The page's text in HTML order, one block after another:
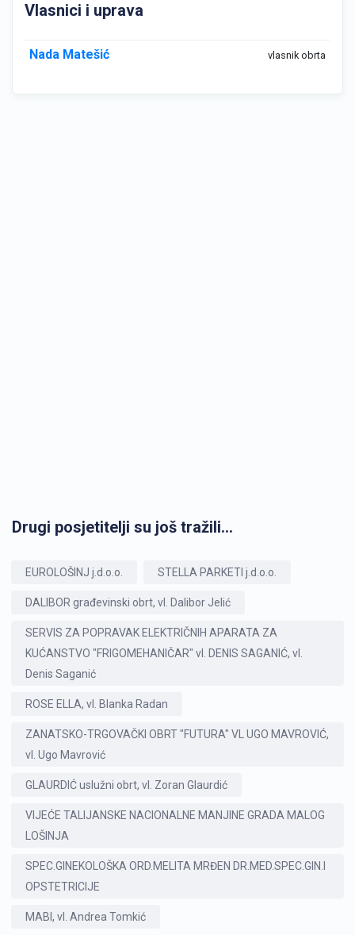
Vlasnici i uprava
Nada Matešić vlasnik obrta
Drugi posjetitelji su još tražili...
EUROLOŠINJ j.d.o.o. STELLA PARKETI j.d.o.o.
DALIBOR građevinski obrt, vl. Dalibor Jelić
SERVIS ZA POPRAVAK ELEKTRIČNIH APARATA ZA
KUĆANSTVO "FRIGOMEHANIČAR" vl. DENIS SAGANIĆ, vl.
Denis Saganić
ROSE ELLA, vl. Blanka Radan
ZANATSKO-TRGOVAČKI OBRT "FUTURA" VL UGO MAVROVIĆ,
vl. Ugo Mavrović
GLAURDIĆ uslužni obrt, vl. Zoran Glaurdić
VIJEĆE TALIJANSKE NACIONALNE MANJINE GRADA MALOG
LOŠINJA
SPEC.GINEKOLOŠKA ORD.MELITA MRĐEN DR.MED.SPEC.GIN.I
OPSTETRICIJE
MABI, vl. Andrea Tomkić